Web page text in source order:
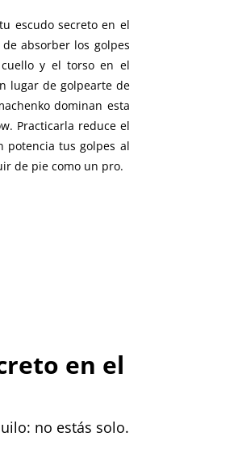
escudo secreto en el
absorber los golpes
y el torso en el
lugar de golpearte de
dominan esta
Practicarla reduce el
potencia tus golpes al
de pie como un pro.
en el
no estás solo.